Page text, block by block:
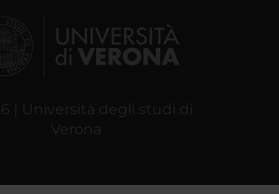
| Università degli studi di
Verona